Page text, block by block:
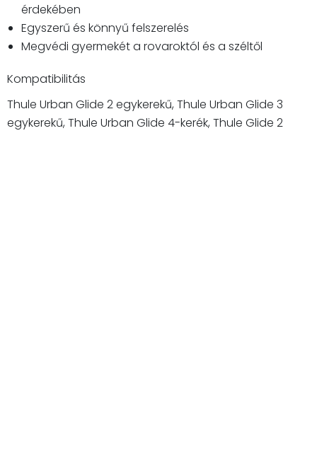
érdekében
Egyszerű és könnyű felszerelés
Megvédi gyermekét a rovaroktól és a széltől
Kompatibilitás
Thule Urban Glide 2 egykerekű, Thule Urban Glide 3
egykerekű, Thule Urban Glide 4-kerék, Thule Glide 2